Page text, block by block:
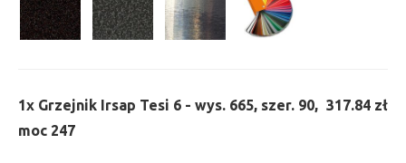
1x Grzejnik Irsap Tesi 6 - wys. 665, szer. 90,
moc 247
317.84 zł